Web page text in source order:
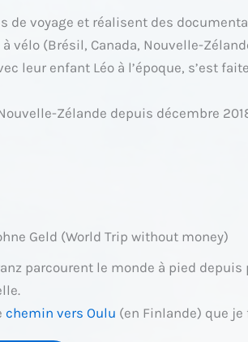
de voyage et réalisent des
vélo (Brésil, Canada, Nouvelle-
leur enfant Léo à l’époque, s’est
Zélande depuis décembre
Geld (World Trip without money)
parcourent le monde à pied
chemin vers Oulu (en Finlande) que